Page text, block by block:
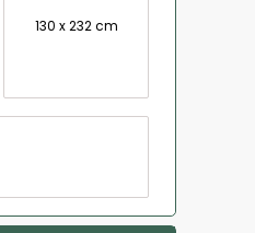
130 x 232 cm